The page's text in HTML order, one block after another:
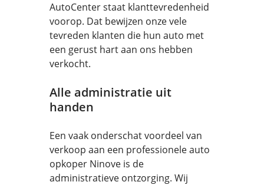
AutoCenter staat klanttevredenheid
voorop. Dat bewijzen onze vele
tevreden klanten die hun auto met
een gerust hart aan ons hebben
verkocht.
Alle administratie uit
handen
Een vaak onderschat voordeel van
verkoop aan een professionele auto
opkoper Ninove is de
administratieve ontzorging. Wij